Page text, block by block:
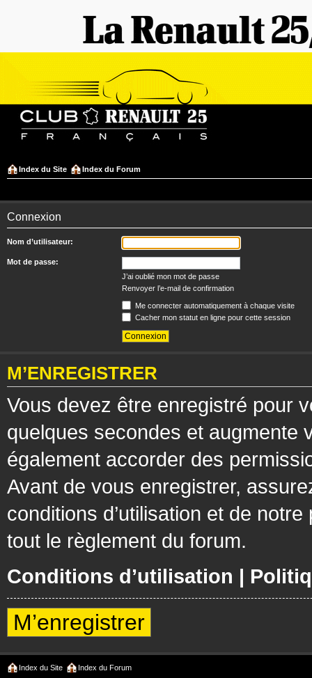
Index du Site Index du Forum
Connexion
Nom d’utilisateur:
Mot de passe:
J’ai oublié mon mot de passe
Renvoyer l’e-mail de confirmation
Me connecter automatiquement à chaque visite
Cacher mon statut en ligne pour cette session
M’ENREGISTRER
Vous devez être enregistré pour
quelques secondes et augmente
également accorder des
Avant de vous enregistrer,
conditions d’utilisation et de
tout le règlement du forum.
Conditions d’utilisation |
M’enregistrer
Index du Site Index du Forum